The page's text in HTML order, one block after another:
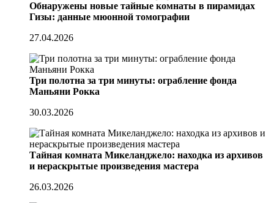
Обнаружены новые тайные комнаты в пирамидах
Гизы: данные мюонной томографии
27.04.2026
Три полотна за три минуты: ограбление фонда
Маньяни Рокка
30.03.2026
Тайная комната Микеланджело: находка из архивов
и нераскрытые произведения мастера
26.03.2026